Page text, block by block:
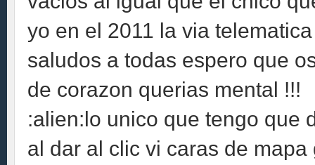
yo en el 2011 la via
saludos a todas espero que
de corazon querias mental !!!
:alien:lo unico que tengo que
al dar al clic vi caras de